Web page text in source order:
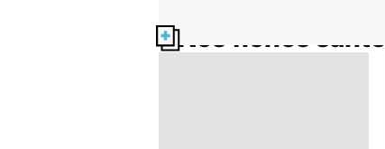
Nos fiches santé